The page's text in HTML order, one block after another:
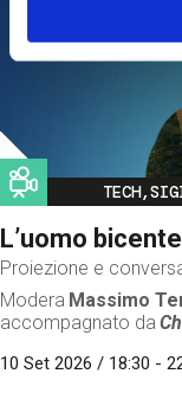
Image
L’uomo
Proiezione e
Modera Massimo
accompagnato da
10 Set 2026 / 18:30 -